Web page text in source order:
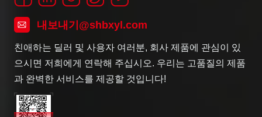
내보내기@shbxyl.com
친애하는 딜러 및 사용자 여러분, 회사 제품에 관심이 있
으시면 저희에게 연락해 주십시오. 우리는 고품질의 제품
과 완벽한 서비스를 제공할 것입니다!